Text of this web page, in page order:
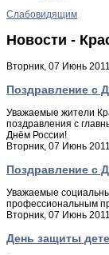
Слабовидящим
Новости -
Вторник, 07 Июнь
Поздравление с
Уважаемые жители
поздравления с
Днём России!
Вторник, 07 Июнь
Поздравление с
Уважаемые
профессиональным
Вторник, 07 Июнь
День защиты